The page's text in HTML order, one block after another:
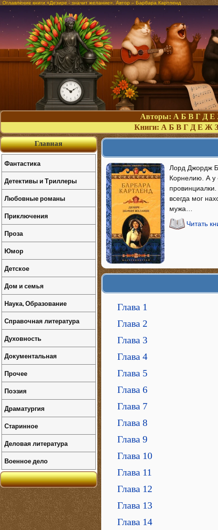
Оглавление книги «Дезире - значит желание». Автор – Барбара Картленд
Авторы: А Б В Г Д Е
Книги: А Б В Г Д Е Ж З
Лорд Джордж
Корнелию. А у
всегда мог
мужа…
Читать
Глава 1
Глава 2
Глава 3
Глава 4
Глава 5
Глава 6
Глава 7
Глава 8
Глава 9
Глава 10
Глава 11
Глава 12
Глава 13
Глава 14
Главная
Фантастика
Детективы и Триллеры
Любовные романы
Приключения
Проза
Юмор
Детское
Дом и семья
Наука, Образование
Справочная литература
Духовность
Документальная
Прочее
Поэзия
Драматургия
Старинное
Деловая литература
Военное дело